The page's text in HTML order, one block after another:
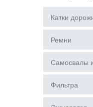
Катки
Ремни
Самосвалы
Фильтра